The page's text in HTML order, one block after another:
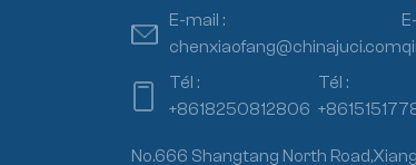
E-mail :
chenxiaofang@chinajuci.com
Tél :
+8618250812806
Tél :
No.666 Shangtang North